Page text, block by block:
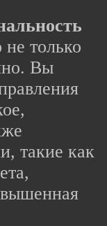
только
Вы
такие как